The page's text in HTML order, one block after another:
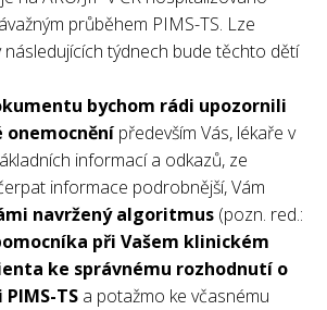
průběhem PIMS-TS. Lze
následujících týdnech bude těchto dětí
bychom rádi upozornili
onemocnění především Vás, lékaře v
informací a odkazů, ze
informace podrobnější, Vám
navržený algoritmus (pozn. red.:
při Vašem klinickém
ke správnému rozhodnutí o
TS a potažmo ke včasnému